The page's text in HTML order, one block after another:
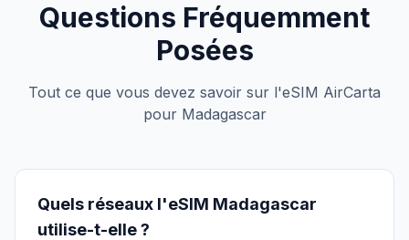
Questions Fréquemment
Posées
Tout ce que vous devez savoir sur l'eSIM AirCarta
pour Madagascar
Quels réseaux l'eSIM Madagascar
utilise-t-elle ?